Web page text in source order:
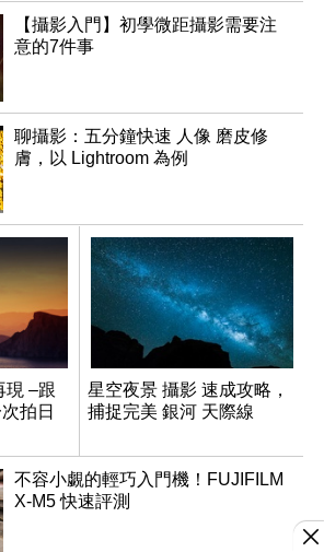
【攝影入門】初學微距攝影需要注
意的7件事
聊攝影：五分鐘快速 人像 磨皮修
膚，以 Lightroom 為例
現 –跟
拍日
星空夜景 攝影 速成攻略，
捕捉完美 銀河 天際線
不容小覷的輕巧入門機！FUJIFILM
X-M5 快速評測